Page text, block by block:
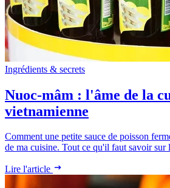
Ingrédients & secrets
Nuoc-mâm : l'âme de la
vietnamienne
Comment une petite sauce de poisson
de ma cuisine. Tout ce qu'il faut savoir sur
Lire l'article